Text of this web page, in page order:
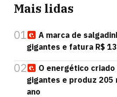
Mais lidas
01
A marca de
gigantes e fatura R$
02
O energético criado
gigantes e produz
ano